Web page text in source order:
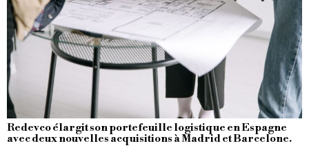
Redevco élargit son portefeuille logistique en Espagne
avec deux nouvelles acquisitions à Madrid et Barcelone.